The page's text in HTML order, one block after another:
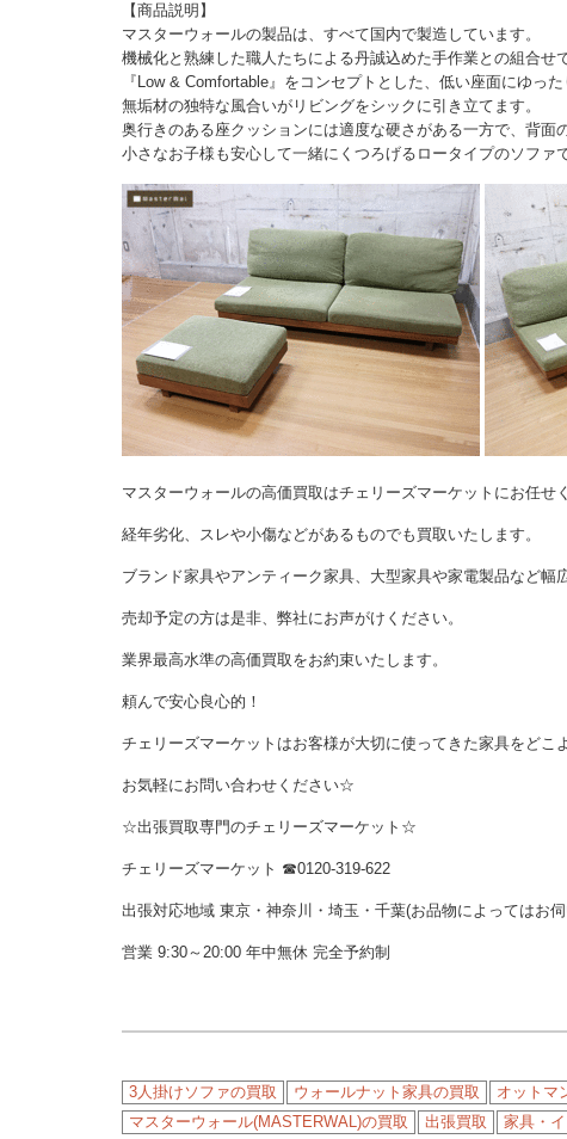
【商品説明】
マスターウォールの製品は、すべて国内で製造しています。
機械化と熟練した職人たちによる丹誠込めた手作業との組合せ
『Low & Comfortable』をコンセプトとした、低い座面にゆった
無垢材の独特な風合いがリビングをシックに引き立てます。
奥行きのある座クッションには適度な硬さがある一方で、背面
小さなお子様も安心して一緒にくつろげるロータイプのソファで
マスターウォールの高価買取はチェリーズマーケットにお任せ
経年劣化、スレや小傷などがあるものでも買取いたします。
ブランド家具やアンティーク家具、大型家具や家電製品など幅
売却予定の方は是非、弊社にお声がけください。
業界最高水準の高価買取をお約束いたします。
頼んで安心良心的！
チェリーズマーケットはお客様が大切に使ってきた家具をどこ
お気軽にお問い合わせください☆
☆出張買取専門のチェリーズマーケット☆
チェリーズマーケット ☎︎0120-319-622
出張対応地域 東京・神奈川・埼玉・千葉(お品物によってはお
営業 9:30～20:00 年中無休 完全予約制
3人掛けソファの買取 ウォールナット家具の買取 オットマ
マスターウォール(MASTERWAL)の買取
出張買取 家具・